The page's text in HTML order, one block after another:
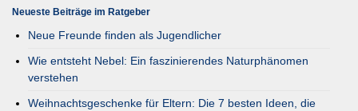
Neueste Beiträge im Ratgeber
Neue Freunde finden als Jugendlicher
Wie entsteht Nebel: Ein faszinierendes Naturphänomen
verstehen
Weihnachtsgeschenke für Eltern: Die 7 besten Ideen, die